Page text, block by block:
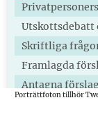
Utskottsdebatt
Skriftliga
Framlagda
Antagna
Porträttfoton tillhör